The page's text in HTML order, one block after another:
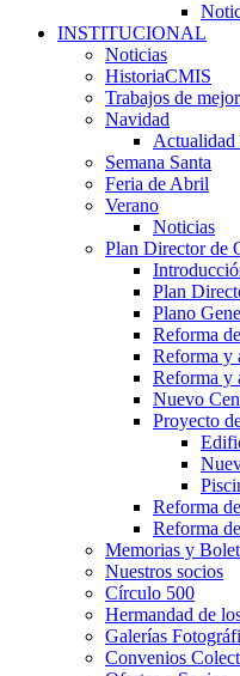
INSTITUCIONAL
Noticias
HistoriaCMIS
Trabajos de
Navidad
Actualidad
Semana Santa
Feria de Abril
Verano
Noticias
Plan Director de
Plan
Plano
Reforma
Reforma y
Reforma y
Nuevo
Proyecto
Reforma
Reforma
Memorias y
Nuestros socios
Círculo 500
Hermandad de
Galerías
Convenios